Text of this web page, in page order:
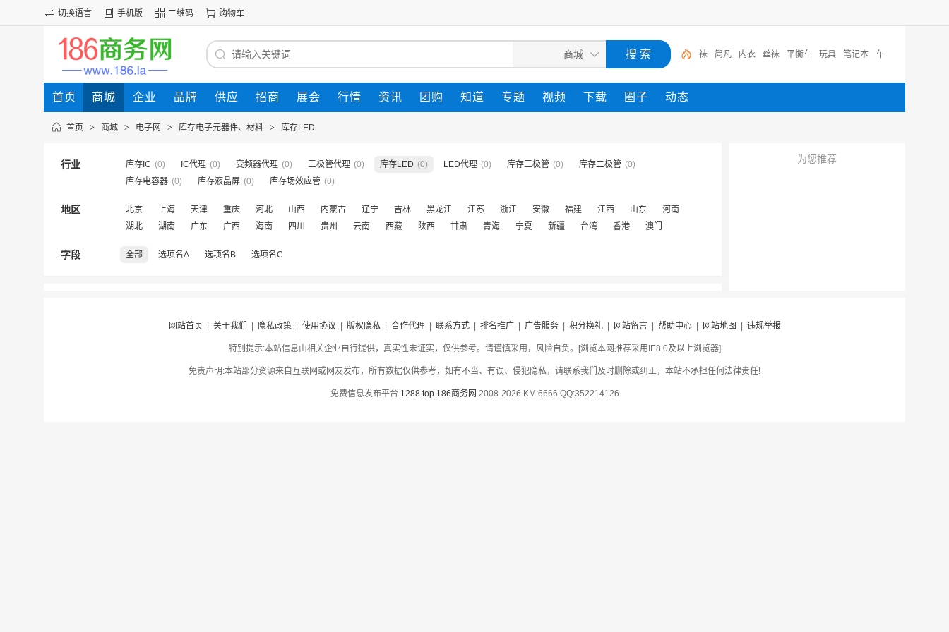
切换语言 手机版 二维码 购物车
袜 简凡 内衣 丝袜 平衡车 玩具 笔记本 车
首页 商城 企业 品牌 供应 招商 展会 行情 资讯 团购 知道 专题 视频 下载 圈子 动态
首页 > 商城 > 电子网 > 库存电子元器件、材料 > 库存LED
行业 库存IC (0) IC代理 (0) 变频器代理 (0) 三极管代理 (0) 库存LED (0) LED代理 (0) 库存三极管 (0) 库存二极管 (0)
库存电容器 (0) 库存液晶屏 (0) 库存场效应管 (0)
地区 北京 上海 天津 重庆 河北 山西 内蒙古 辽宁 吉林 黑龙江 江苏 浙江 安徽 福建 江西 山东
河南
湖北
湖南 广东 广西 海南 四川 贵州 云南 西藏 陕西 甘肃 青海 宁夏 新疆 台湾 香港 澳门
字段 全部 选项名A 选项名B 选项名C
为您推荐
网站首页 关于我们 隐私政策| 使用协议 版权隐私| 合作代理| 联系方式| 排名推广| 广告服务| 积分换礼| 网站留言| 帮助中心| 网站地图 违规举报
特别提示:本站信息由相关企业自行提供，真实性未证实，仅供参考。请谨慎采用，风险自负。[浏览本网推荐采用IE8.0及以上浏览器]
免责声明:本站部分资源来自互联网或网友发布，所有数据仅供参考，如有不当、有误、侵犯隐私，请联系我们及时删除或纠正，本站不承担任何法律责任!
免费信息发布平台 1288.top 186商务网 2008-2026 KM:6666 QQ:352214126